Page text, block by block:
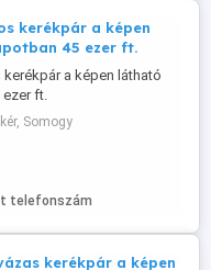
kerékpár a képen
45 ezer ft.
kerékpár a képen látható
ezer ft.
Somogy
telefonszám
kerékpár a képen